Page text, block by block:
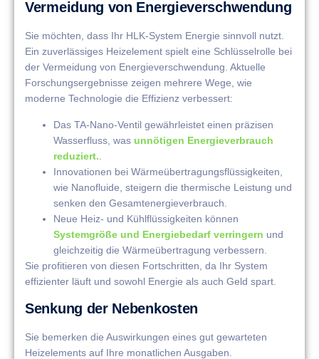
Vermeidung von Energieverschwendung
Sie möchten, dass Ihr HLK-System Energie sinnvoll nutzt.
Ein zuverlässiges Heizelement spielt eine Schlüsselrolle bei
der Vermeidung von Energieverschwendung. Aktuelle
Forschungsergebnisse zeigen mehrere Wege, wie
moderne Technologie die Effizienz verbessert:
Das TA-Nano-Ventil gewährleistet einen präzisen
Wasserfluss, was unnötigen Energieverbrauch
reduziert.
Innovationen bei Wärmeübertragungsflüssigkeiten,
wie Nanofluide, steigern die thermische Leistung und
senken den Gesamtenergieverbrauch.
Neue Heiz- und Kühlflüssigkeiten können
Systemgröße und Energiebedarf verringern und
gleichzeitig die Wärmeübertragung verbessern.
Sie profitieren von diesen Fortschritten, da Ihr System
effizienter läuft und sowohl Energie als auch Geld spart.
Senkung der Nebenkosten
Sie bemerken die Auswirkungen eines gut gewarteten
Heizelements auf Ihre monatlichen Ausgaben.